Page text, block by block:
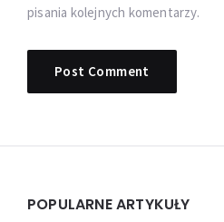
pisania kolejnych komentarzy.
Widgets
POPULARNE ARTYKUŁY